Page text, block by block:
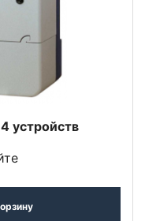
устройств